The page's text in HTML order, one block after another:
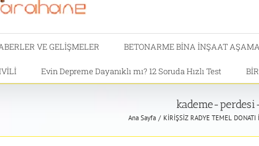
VE GELİŞMELER BETONARME BİNA İNŞAAT
Evin Depreme Dayanıklı mı? 12 Soruda Hızlı Test
kademe-
Ana Sayfa KİRİŞSİZ RADYE TEMEL DONATI